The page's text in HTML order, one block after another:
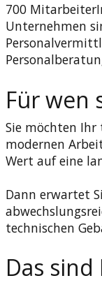
700
Unternehmen
Für wen
Sie möchten Ihr
modernen
Wert auf eine
Dann erwartet
technischen
Das